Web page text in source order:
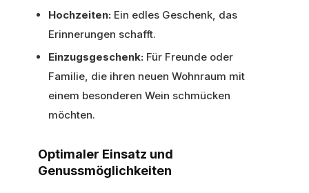
Hochzeiten: Ein edles Geschenk, das
Erinnerungen schafft.
Einzugsgeschenk: Für Freunde oder
Familie, die ihren neuen Wohnraum mit
einem besonderen Wein schmücken
möchten.
Optimaler Einsatz und
Genussmöglichkeiten